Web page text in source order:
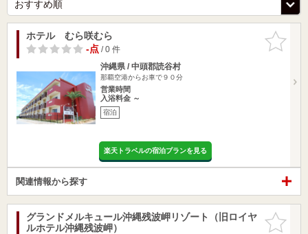
お気に入
りに追加
ホテル むら咲むら
-点/ 0 件
沖縄県 / 中頭郡読谷村
那覇空港からお車で９０分
営業時間
入浴料金 ～
宿泊
楽天トラベルの宿泊プランを見る
関連情報から探す
お気に入
りに追加
グランドメルキュール沖縄残波岬リゾート（旧ロイヤ
ルホテル沖縄残波岬）